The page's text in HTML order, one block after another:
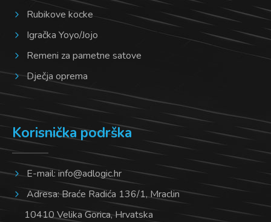
Rubikove kocke
Igračka Yoyo/Jojo
Remeni za pametne satove
Dječja oprema
Korisnička podrška
E-mail:info@adlogic.hr
Adresa: Braće Radića 136/1, Mraclin
10410 Velika Gorica, Hrvatska